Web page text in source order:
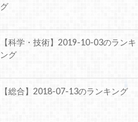
グ
【科学・技術】2019-10-03のランキ
ング
【総合】2018-07-13のランキング